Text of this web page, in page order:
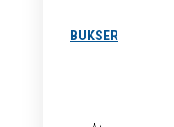
BUKSER